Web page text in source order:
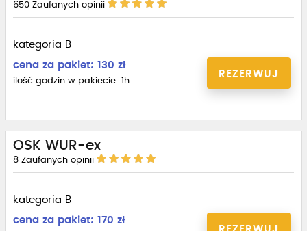
650 Zaufanych opinii
kategoria B
cena za pakiet: 130 zł
ilość godzin w pakiecie: 1h
REZERWUJ
OSK WUR-ex
8 Zaufanych opinii
kategoria B
cena za pakiet: 170 zł